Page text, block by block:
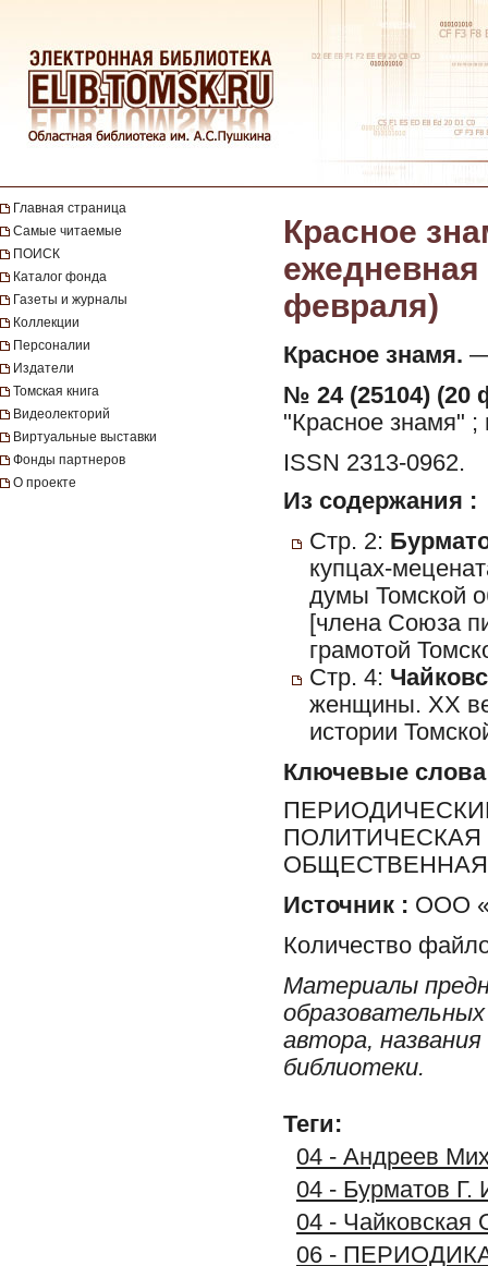
Главная страница
Самые читаемые
ПОИСК
Каталог фонда
Газеты и журналы
Коллекции
Персоналии
Издатели
Томская книга
Видеолекторий
Виртуальные выставки
Фонды партнеров
О проекте
Красное
ежедневная
февраля)
Красное знамя. —
№ 24 (25104) (20
"Красное знамя" ;
ISSN 2313-0962.
Из содержания :
Стр. 2:
купцах-
думы Томской
[члена Союза
грамотой
Стр. 4:
женщины. ХХ
истории
Ключевые слова
Источник : ООО
Количество
Материалы
автора,
библиотеки.
Теги:
04 - Андреев
04 - Бурматов Г.
04 - Чайковская
06 -